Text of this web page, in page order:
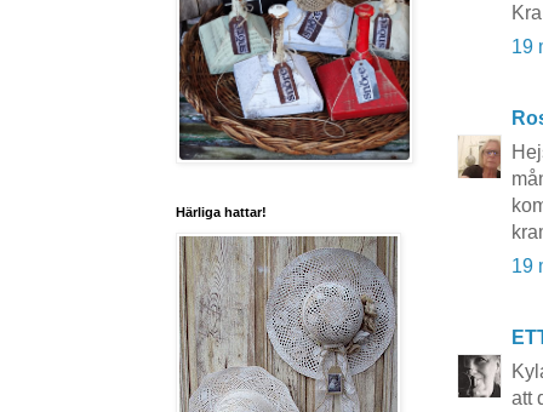
19
19
att
Härliga hattar!